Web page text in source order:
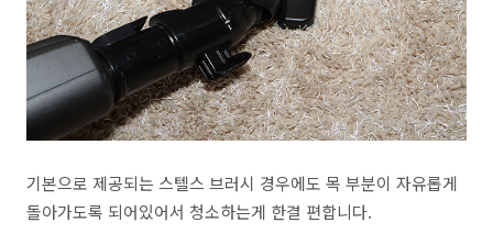
기본으로 제공되는 스텔스 브러시 경우에도 목 부분이 자유롭게
돌아가도록 되어있어서 청소하는게 한결 편합니다.